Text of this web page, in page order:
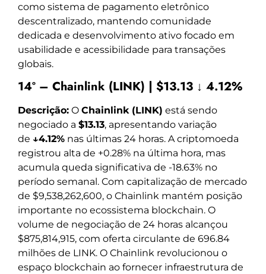
como sistema de pagamento eletrônico
descentralizado, mantendo comunidade
dedicada e desenvolvimento ativo focado em
usabilidade e acessibilidade para transações
globais.
14º – Chainlink (LINK) | $13.13 ↓ 4.12%
Descrição: O Chainlink (LINK) está sendo
negociado a $13.13, apresentando variação
de ↓4.12% nas últimas 24 horas. A criptomoeda
registrou alta de +0.28% na última hora, mas
acumula queda significativa de -18.63% no
período semanal. Com capitalização de mercado
de $9,538,262,600, o Chainlink mantém posição
importante no ecossistema blockchain. O
volume de negociação de 24 horas alcançou
$875,814,915, com oferta circulante de 696.84
milhões de LINK. O Chainlink revolucionou o
espaço blockchain ao fornecer infraestrutura de